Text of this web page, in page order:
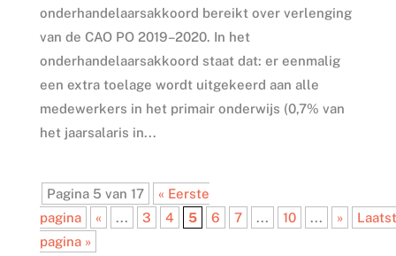
onderhandelaarsakkoord bereikt over verlenging
van de CAO PO 2019–2020. In het
onderhandelaarsakkoord staat dat: er eenmalig
een extra toelage wordt uitgekeerd aan alle
medewerkers in het primair onderwijs (0,7% van
het jaarsalaris in...
Pagina 5 van 17
« Eerste
pagina
« ... 3 4 5 6 7 ... 10 ... »
pagina »